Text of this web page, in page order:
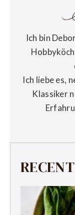
Ich bin
Ich liebe es,
Klassiker